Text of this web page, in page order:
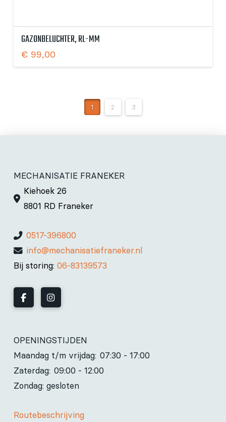
GAZONBELUCHTER, RL-MM
€ 99,00
1 2 3
MECHANISATIE FRANEKER
Kiehoek 26
8801 RD Franeker
0517-396800
info@mechanisatiefraneker.nl
Bij storing: 06-83139573
OPENINGSTIJDEN
Maandag t/m vrijdag: 07:30 - 17:00
Zaterdag: 09:00 - 12:00
Zondag: gesloten
Routebeschrijving